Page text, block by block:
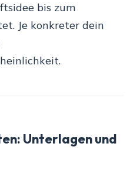
bis zum
Je konkreter dein
Unterlagen und